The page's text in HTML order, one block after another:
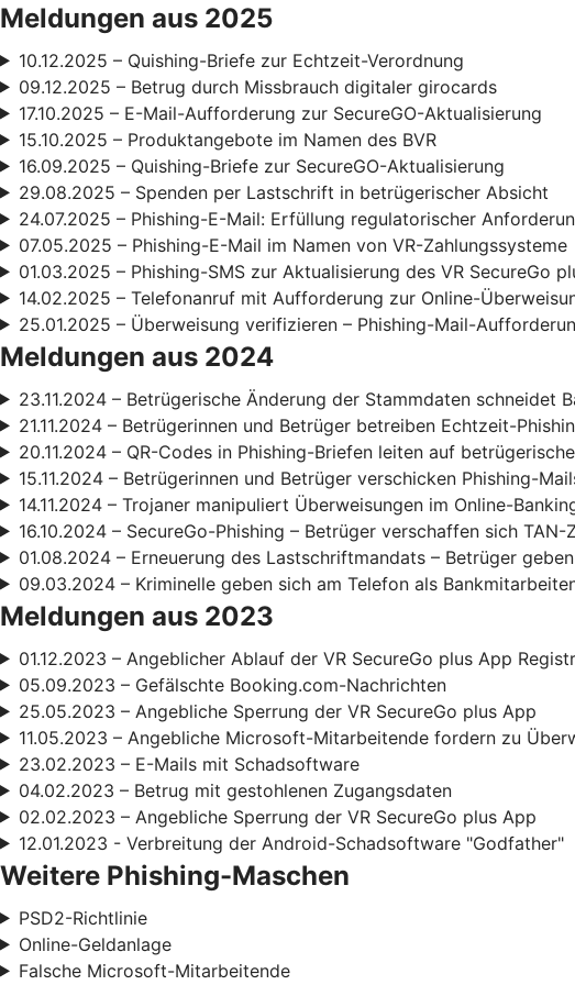
Meldungen aus 2025
10.12.2025 – Quishing-Briefe zur Echtzeit-Verordnung
09.12.2025 – Betrug durch Missbrauch digitaler girocards
17.10.2025 – E-Mail-Aufforderung zur SecureGO-Aktualisierung
15.10.2025 – Produktangebote im Namen des BVR
16.09.2025 – Quishing-Briefe zur SecureGO-Aktualisierung
29.08.2025 – Spenden per Lastschrift in betrügerischer Absicht
24.07.2025 – Phishing-E-Mail: Erfüllung regulatorischer
07.05.2025 – Phishing-E-Mail im Namen von VR-Zahlungssysteme
01.03.2025 – Phishing-SMS zur Aktualisierung des VR SecureGo
14.02.2025 – Telefonanruf mit Aufforderung zur Online-
25.01.2025 – Überweisung verifizieren – Phishing-Mail-
Meldungen aus 2024
23.11.2024 – Betrügerische Änderung der Stammdaten schneidet
21.11.2024 – Betrügerinnen und Betrüger betreiben Echtzeit-
20.11.2024 – QR-Codes in Phishing-Briefen leiten auf
15.11.2024 – Betrügerinnen und Betrüger verschicken Phishing-
14.11.2024 – Trojaner manipuliert Überweisungen im Online-
16.10.2024 – SecureGo-Phishing – Betrüger verschaffen sich
01.08.2024 – Erneuerung des Lastschriftmandats – Betrüger
09.03.2024 – Kriminelle geben sich am Telefon als
Meldungen aus 2023
01.12.2023 – Angeblicher Ablauf der VR SecureGo plus App
05.09.2023 – Gefälschte Booking.com-Nachrichten
25.05.2023 – Angebliche Sperrung der VR SecureGo plus App
11.05.2023 – Angebliche Microsoft-Mitarbeitende fordern zu
23.02.2023 – E-Mails mit Schadsoftware
04.02.2023 – Betrug mit gestohlenen Zugangsdaten
02.02.2023 – Angebliche Sperrung der VR SecureGo plus App
12.01.2023 - Verbreitung der Android-Schadsoftware "Godfather"
Weitere Phishing-Maschen
PSD2-Richtlinie
Online-Geldanlage
Falsche Microsoft-Mitarbeitende